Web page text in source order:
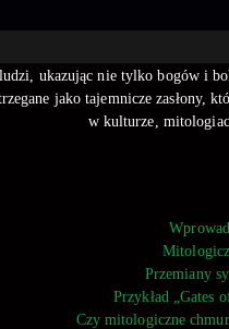
ukazując nie tylko bogów i
jako tajemnicze zasłony,
w kulturze,
Przemiany
Przykład „Gates
Czy mitologiczne